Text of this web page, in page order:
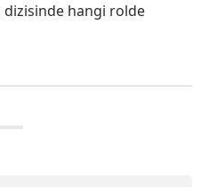
dizisinde hangi rolde